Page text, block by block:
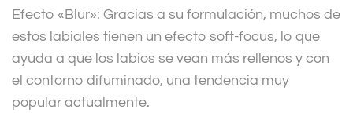
Efecto «Blur»: Gracias a su formulación, muchos de
estos labiales tienen un efecto soft-focus, lo que
ayuda a que los labios se vean más rellenos y con
el contorno difuminado, una tendencia muy
popular actualmente.